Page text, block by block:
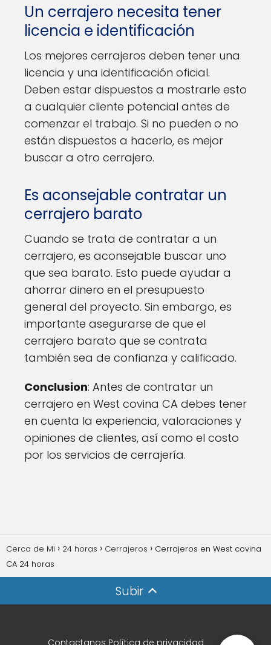
Un cerrajero necesita tener
licencia e identificación
Los mejores cerrajeros deben tener una
licencia y una identificación oficial.
Deben estar dispuestos a mostrarle esto
a cualquier cliente potencial antes de
comenzar el trabajo. Si no pueden o no
están dispuestos a hacerlo, es mejor
buscar a otro cerrajero.
Es aconsejable contratar un
cerrajero barato
Cuando se trata de contratar a un
cerrajero, es aconsejable buscar uno
que sea barato. Esto puede ayudar a
ahorrar dinero en el presupuesto
general del proyecto. Sin embargo, es
importante asegurarse de que el
cerrajero barato que se contrata
también sea de confianza y calificado.
Conclusion: Antes de contratar un
cerrajero en West covina CA debes tener
en cuenta la experiencia, valoraciones y
opiniones de clientes, así como el costo
por los servicios de cerrajería.
Cerca de Mi 24 horas Cerrajeros
Cerrajeros en West covina
CA 24 horas
Subir
Contactanos Política de privacidad